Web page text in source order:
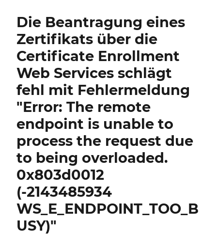
für
Zertifizierungsstellen-
Webregistrierung
(CAWE)
Die Beantragung eines
Zertifikats über die
Certificate Enrollment
Web Services schlägt
fehl mit Fehlermeldung
"Error: The remote
endpoint is unable to
process the request due
to being overloaded.
0x803d0012
(-2143485934
WS_E_ENDPOINT_TOO_B
USY)"